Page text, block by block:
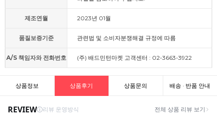
제조연월 2023년 01월
품질보증기준 관련법 및 소비자분쟁해결 규정에 따름
A/S 책임자와 전화번호 (주) 배드민턴마켓 고객센터 : 02-3663-3922
상품정보 상품후기 상품문의 배송 · 반품 안내